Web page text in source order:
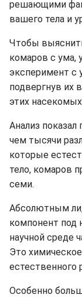
решающими
вашего тела и
Чтобы
комаров с ума,
эксперимент с
подвергнув их
этих
Анализ показал
чем тысячи
которые
тело, комаров
семи.
Абсолютным
компонент под
научной среде
Это
естественного
Особенно